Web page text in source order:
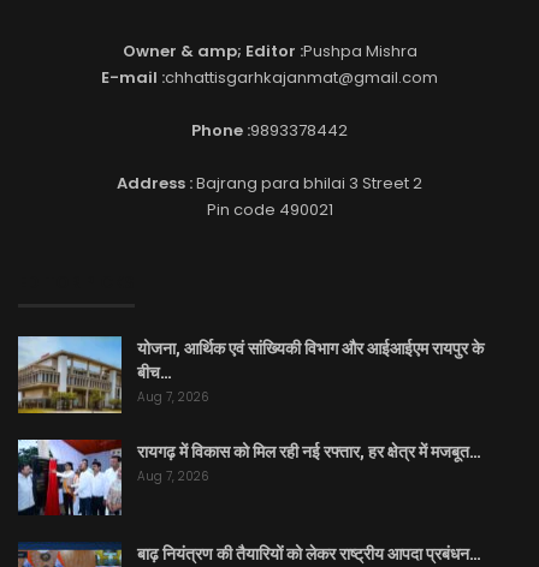
Owner & amp; Editor :Pushpa Mishra
E-mail :chhattisgarhkajanmat@gmail.com
Phone :9893378442
Address :Bajrang para bhilai 3 Street 2
Pin code 490021
योजना, आर्थिक एवं सांख्यिकी विभाग और आईआईएम रायपुर के
बीच…
Aug 7, 2026
रायगढ़ में विकास को मिल रही नई रफ्तार, हर क्षेत्र में मजबूत…
Aug 7, 2026
बाढ़ नियंत्रण की तैयारियों को लेकर राष्ट्रीय आपदा प्रबंधन…